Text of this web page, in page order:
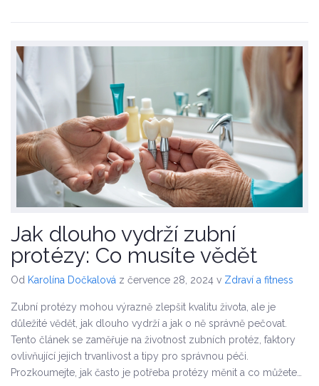
Jak dlouho vydrží zubní
protézy: Co musíte vědět
Od Karolína Dočkalová z července 28, 2024 v Zdraví a fitness
Zubní protézy mohou výrazně zlepšit kvalitu života, ale je
důležité vědět, jak dlouho vydrží a jak o ně správně pečovat.
Tento článek se zaměřuje na životnost zubních protéz, faktory
ovlivňující jejich trvanlivost a tipy pro správnou péči.
Prozkoumejte, jak často je potřeba protézy měnit a co můžete